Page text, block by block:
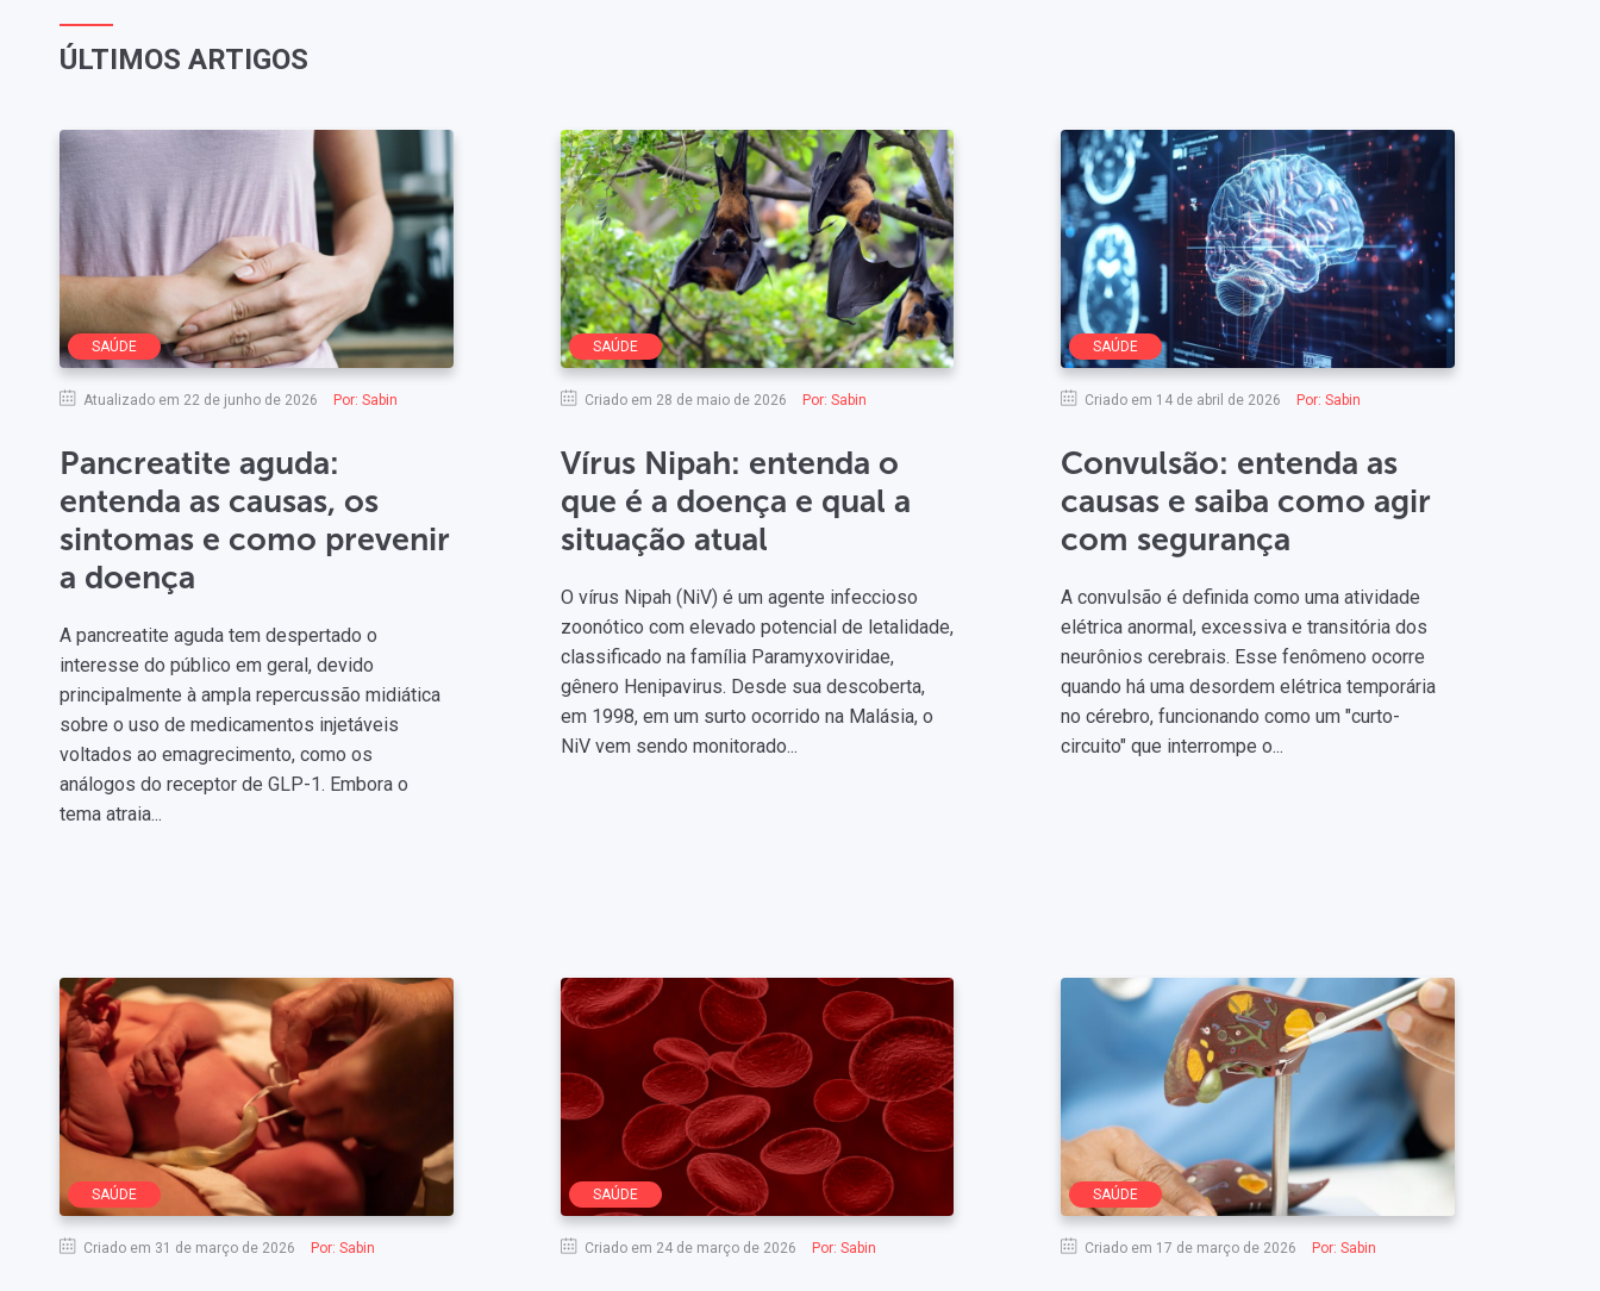
ÚLTIMOS ARTIGOS
SAÚDE
Atualizado em 22 de junho de 2026 Por: Sabin
Pancreatite aguda:
entenda as causas, os
sintomas e como prevenir
a doença
A pancreatite aguda tem despertado o
interesse do público em geral, devido
principalmente à ampla repercussão midiática
sobre o uso de medicamentos injetáveis
voltados ao emagrecimento, como os
análogos do receptor de GLP-1. Embora o
tema atraia...
SAÚDE
Criado em 28 de maio de 2026 Por: Sabin
Vírus Nipah: entenda o
que é a doença e qual a
situação atual
O vírus Nipah (NiV) é um agente infeccioso
zoonótico com elevado potencial de letalidade,
classificado na família Paramyxoviridae,
gênero Henipavirus. Desde sua descoberta,
em 1998, em um surto ocorrido na Malásia, o
NiV vem sendo monitorado...
SAÚDE
Criado em 14 de abril de 2026 Por: Sabin
Convulsão: entenda as
causas e saiba como agir
com segurança
A convulsão é definida como uma atividade
elétrica anormal, excessiva e transitória dos
neurônios cerebrais. Esse fenômeno ocorre
quando há uma desordem elétrica temporária
no cérebro, funcionando como um "curto-
circuito" que interrompe o...
SAÚDE
Criado em 31 de março de 2026 Por: Sabin
SAÚDE
Criado em 24 de março de 2026 Por: Sabin
SAÚDE
Criado em 17 de março de 2026 Por: Sabin